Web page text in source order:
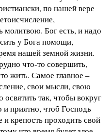
по нашей вере
молитвою. Бог есть, и надо
у Бога помощи,
нашей земной жизни.
что-то совершить,
жить. Самое главное –
свои мысли, свою
так, чтобы вокруг
приятно, чтоб Господь
крепость проходить свой